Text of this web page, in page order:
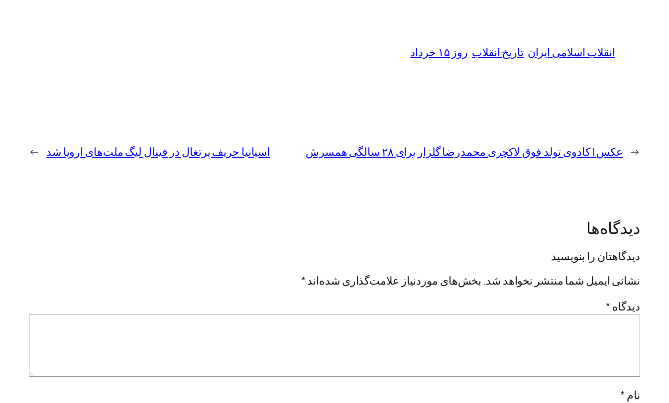
انقلاب اسلامی ایران تاریخ انقلاب روز ۱۵ خرداد
← عکس | کادوی تولد فوق لاکچری محمدرضا گلزار برای ۲۸ سالگی همسرش اسپانیا حریف پرتغال در فینال لیگ ملت‌های اروپا شد →
دیدگاه‌ها
دیدگاهتان را بنویسید
نشانی ایمیل شما منتشر نخواهد شد. بخش‌های موردنیاز علامت‌گذاری شده‌اند*
دیدگاه *
نام *